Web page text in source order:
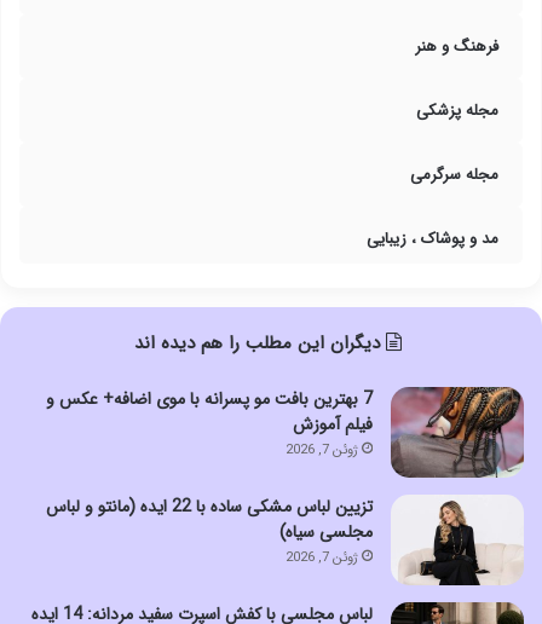
فرهنگ و هنر
مجله پزشکی
مجله سرگرمی
مد و پوشاک ، زیبایی
دیگران این مطلب را هم دیده اند
7 بهترین بافت مو پسرانه با موی اضافه+ عکس و
فیلم آموزش
ژوئن 7, 2026
تزیین لباس مشکی ساده با 22 ایده (مانتو و لباس
مجلسی سیاه)
ژوئن 7, 2026
لباس مجلسی با کفش اسپرت سفید مردانه: 14 ایده